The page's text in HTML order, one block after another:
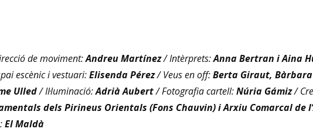
de moviment:Andreu Martínez/ Intèrprets:Anna Bertran i Aina
escènic i vestuari:Elisenda Pérez/ Veus en off:Berta Giraut, Bàrbara
Ulled/ Il·luminació:Adrià Aubert/ Fotografia cartell:Núria Gámiz/
dels Pirineus Orientals (Fons Chauvin) i Arxiu Comarcal de
El Maldà